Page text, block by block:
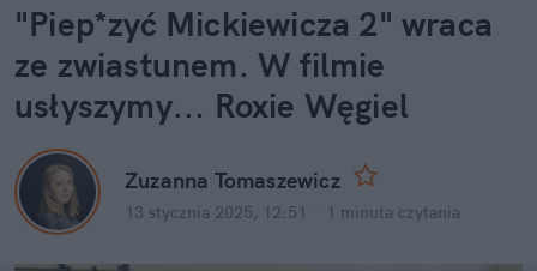
"Piep*zyć Mickiewicza 2" wraca
ze zwiastunem. W filmie
usłyszymy... Roxie Węgiel
Zuzanna Tomaszewicz
13 stycznia 2025, 12:51 1 minuta czytania